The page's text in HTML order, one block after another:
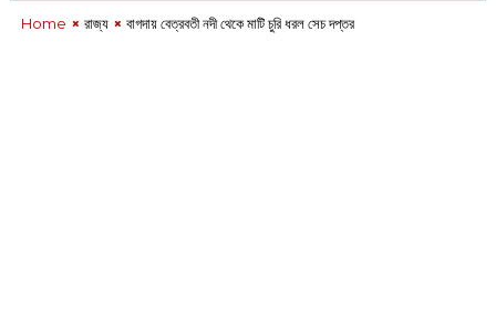
Home রাজ্য বাগদায় বেত্রবতী নদী থেকে মাটি চুরি ধরল সেচ দপ্তর